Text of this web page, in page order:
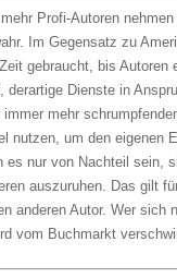
Profi-Autoren nehmen
Im Gegensatz zu
gebraucht, bis Autoren
derartige Dienste in
mehr
nutzen, um den eigenen
es nur von Nachteil sein,
auszuruhen. Das gilt
anderen Autor. Wer sich
vom Buchmarkt